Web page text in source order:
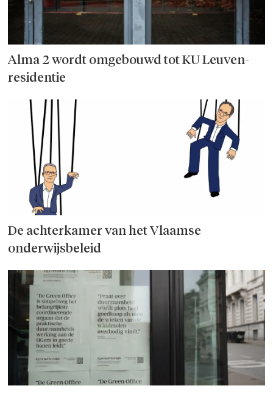
Alma 2 wordt omgebouwd tot KU Leuven-
residentie
De achterkamer van het Vlaamse
onderwijsbeleid